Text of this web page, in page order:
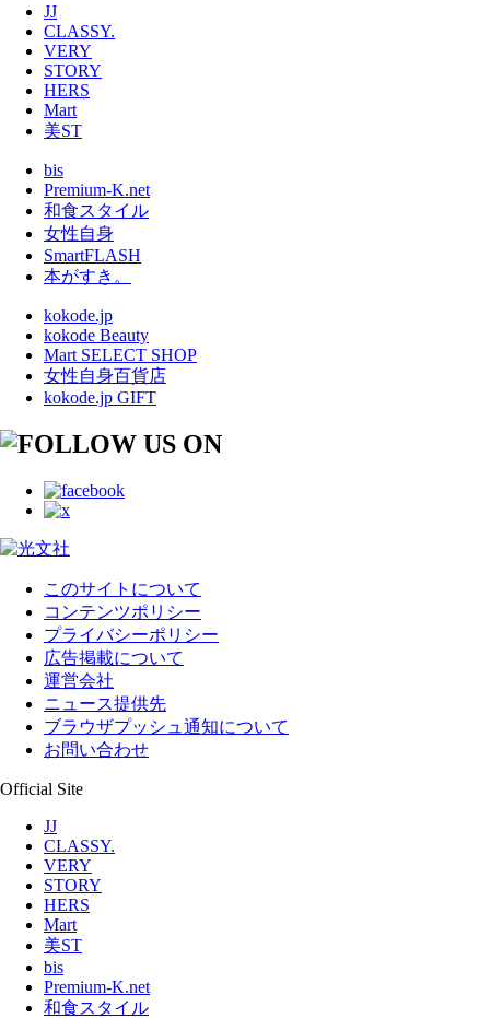
JJ
CLASSY.
VERY
STORY
HERS
Mart
美ST
bis
Premium-K.net
和食スタイル
女性自身
SmartFLASH
本がすき。
kokode.jp
kokode Beauty
Mart SELECT SHOP
女性自身百貨店
kokode.jp GIFT
このサイトについて
コンテンツポリシー
プライバシーポリシー
広告掲載について
運営会社
ニュース提供先
ブラウザプッシュ通知について
お問い合わせ
Official Site
JJ
CLASSY.
VERY
STORY
HERS
Mart
美ST
bis
Premium-K.net
和食スタイル